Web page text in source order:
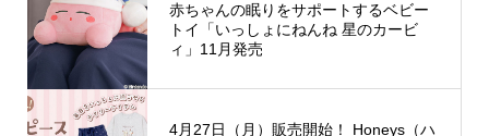
赤ちゃんの眠りをサポートするベビー
トイ「いっしょにねんね 星のカービ
ィ」11月発売
4月27日（月）販売開始！ Honeys（ハ